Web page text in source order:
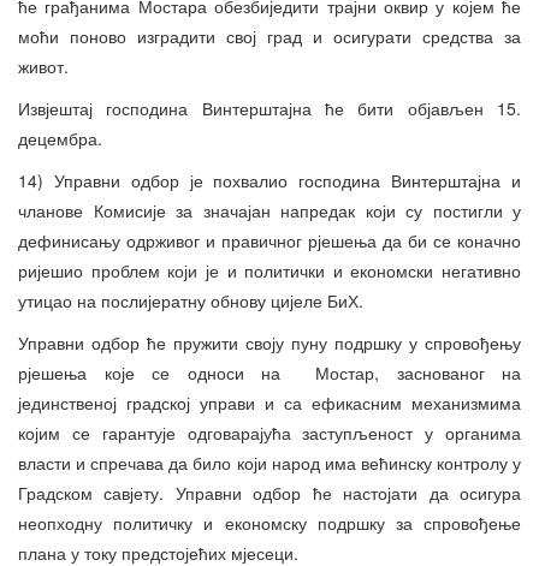
ће грађанима Мостара обезбиједити трајни оквир у којем ће
моћи поново изградити свој град и осигурати средства за
живот.
Извјештај господина Винтерштајна ће бити објављен 15.
децембра.
14) Управни одбор је похвалио господина Винтерштајна и
чланове Комисије за значајан напредак који су постигли у
дефинисању одрживог и правичног рјешења да би се коначно
ријешио проблем који је и политички и економски негативно
утицао на послијератну обнову цијеле БиХ.
Управни одбор ће пружити своју пуну подршку у спровођењу
рјешења које се односи на Мостар, заснованог на
јединственој градској управи и са ефикасним механизмима
којим се гарантује одговарајућа заступљеност у органима
власти и спречава да било који народ има већинску контролу у
Градском савјету. Управни одбор ће настојати да осигура
неопходну политичку и економску подршку за спровођење
плана у току предстојећих мјесеци.